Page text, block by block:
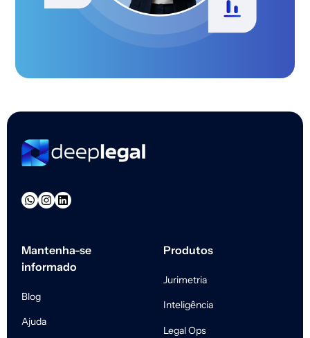
Mantenha-se
informado
Blog
Ajuda
Produtos
Jurimetria
Inteligência
Legal Ops